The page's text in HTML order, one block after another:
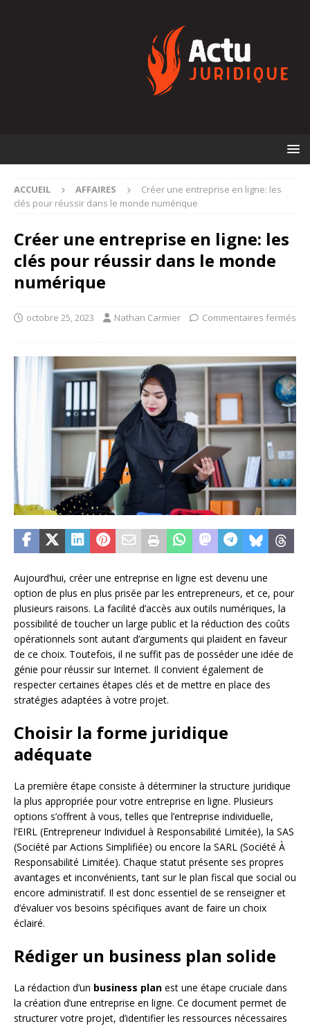
ACCUEIL AFFAIRES
Créer une entreprise en ligne: les
clés pour réussir dans le monde numérique
Créer une entreprise en ligne: les
clés pour réussir dans le monde
numérique
octobre 25, 2023 Nathan Carmier Commentaires fermés
Aujourd’hui, créer une entreprise en ligne est devenu une
option de plus en plus prisée par les entrepreneurs, et ce, pour
plusieurs raisons. La facilité d’accès aux outils numériques, la
possibilité de toucher un large public et la réduction des coûts
opérationnels sont autant d’arguments qui plaident en faveur
de ce choix. Toutefois, il ne suffit pas de posséder une idée de
génie pour réussir sur Internet. Il convient également de
respecter certaines étapes clés et de mettre en place des
stratégies adaptées à votre projet.
Choisir la forme juridique
adéquate
La première étape consiste à déterminer la structure juridique
la plus appropriée pour votre entreprise en ligne. Plusieurs
options s’offrent à vous, telles que l’entreprise individuelle,
l’EIRL (Entrepreneur Individuel à Responsabilité Limitée), la SAS
(Société par Actions Simplifiée) ou encore la SARL (Société À
Responsabilité Limitée). Chaque statut présente ses propres
avantages et inconvénients, tant sur le plan fiscal que social ou
encore administratif. Il est donc essentiel de se renseigner et
d’évaluer vos besoins spécifiques avant de faire un choix
éclairé.
Rédiger un business plan solide
La rédaction d’un business plan est une étape cruciale dans
la création d’une entreprise en ligne. Ce document permet de
structurer votre projet, d’identifier les ressources nécessaires